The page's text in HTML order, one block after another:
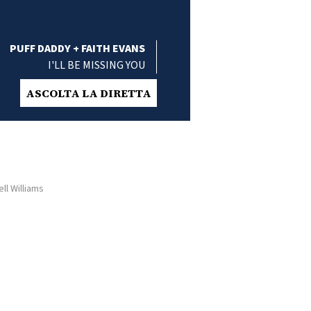
PUFF DADDY + FAITH EVANS
I'LL BE MISSING YOU
ASCOLTA LA DIRETTA
Williams